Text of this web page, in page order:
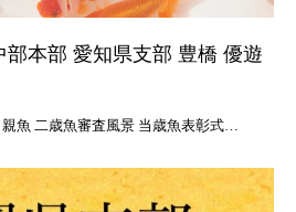
部本部 愛知県支部 豊橋 優遊
魚 二歳魚審査風景 当歳魚表彰式…